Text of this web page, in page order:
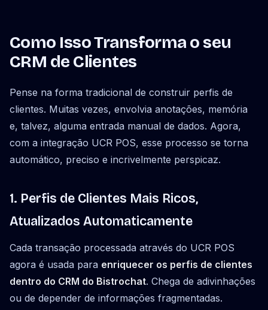
Como Isso Transforma o seu
CRM de Clientes
Pense na forma tradicional de construir perfis de
clientes. Muitas vezes, envolvia anotações, memória
e, talvez, alguma entrada manual de dados. Agora,
com a integração UCR POS, esse processo se torna
automático, preciso e incrivelmente perspicaz.
1. Perfis de Clientes Mais Ricos,
Atualizados Automaticamente
Cada transação processada através do UCR POS
agora é usada para enriquecer os perfis de clientes
dentro do CRM do Bistrochat. Chega de adivinhações
ou de depender de informações fragmentadas.